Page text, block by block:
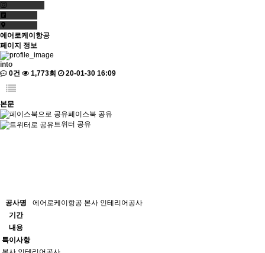
에어로케이항공
페이지 정보
into
0건
1,773회 20-01-30 16:09
본문
페이스북 공유
트위터 공유
공사명
에어로케이항공 본사 인테리어공사
기간
내용
특이사항